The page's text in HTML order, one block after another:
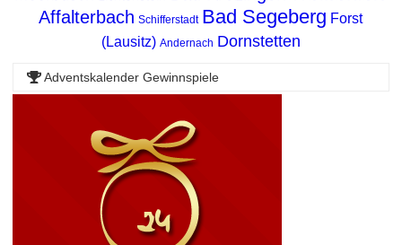
Affalterbach Schifferstadt Bad Segeberg Forst
(Lausitz) Andernach Dornstetten
Adventskalender Gewinnspiele